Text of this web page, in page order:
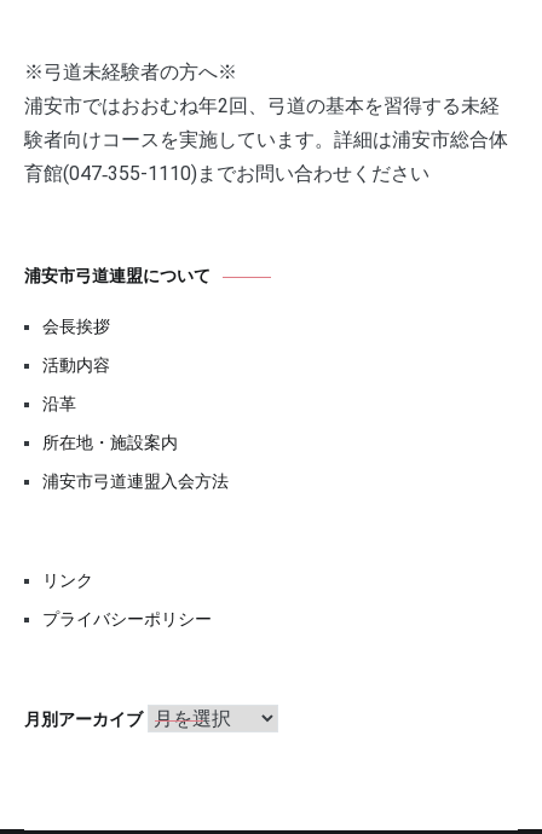
※弓道未経験者の方へ※
浦安市ではおおむね年2回、弓道の基本を習得する未経
験者向けコースを実施しています。詳細は浦安市総合体
育館(047‐355-1110)までお問い合わせください
浦安市弓道連盟について
会長挨拶
活動内容
沿革
所在地・施設案内
浦安市弓道連盟入会方法
リンク
プライバシーポリシー
月別アーカイブ 月